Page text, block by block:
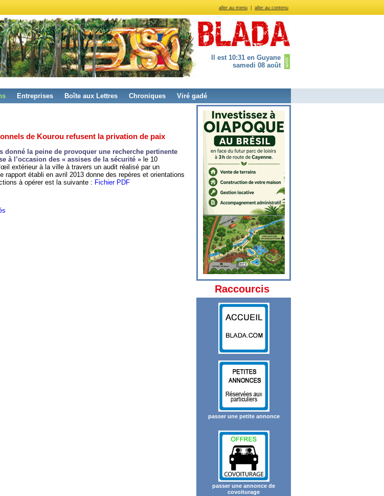
aller au menu aller au contenu
Il est 10:31 en Guyane
samedi 08 août
Entreprises Boîte aux Lettres Chroniques Viré gadé
de Kourou refusent la privation de paix
donné la peine de provoquer une recherche pertinente
à l’occasion des « assises de la sécurité » le 10
extérieur à la ville à travers un audit réalisé par un
rapport établi en avril 2013 donne des repères et orientations
à opérer est la suivante : Fichier PDF
Raccourcis
passer une petite annonce
passer une annonce de
covoiturage